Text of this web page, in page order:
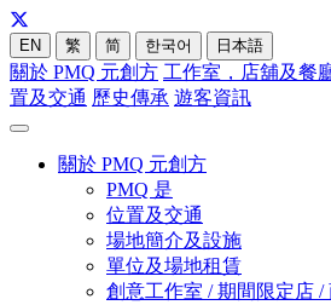
EN 繁 简 한국어 日本語
關於 PMQ 元創方 工作室，店舖及餐
置及交通 歷史傳承 遊客資訊
關於 PMQ 元創方
PMQ 是
位置及交通
場地簡介及設施
單位及場地租賃
創意工作室 / 期間限定店 /